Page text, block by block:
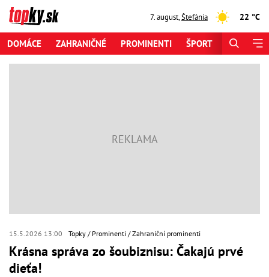
7. august,Štefánia 22 °C
DOMÁCE ZAHRANIČNÉ PROMINENTI ŠPORT
15.5.2026 13:00 Topky Prominenti Zahraniční prominenti
Krásna správa zo šoubiznisu: Čakajú prvé
dieťa!